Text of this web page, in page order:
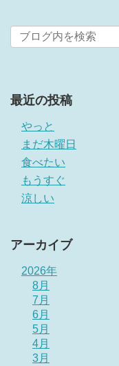
最近の投稿
やっと
まだ木曜日
食べたい
もうすぐ
涼しい
アーカイブ
2026年
8月
7月
6月
5月
4月
3月